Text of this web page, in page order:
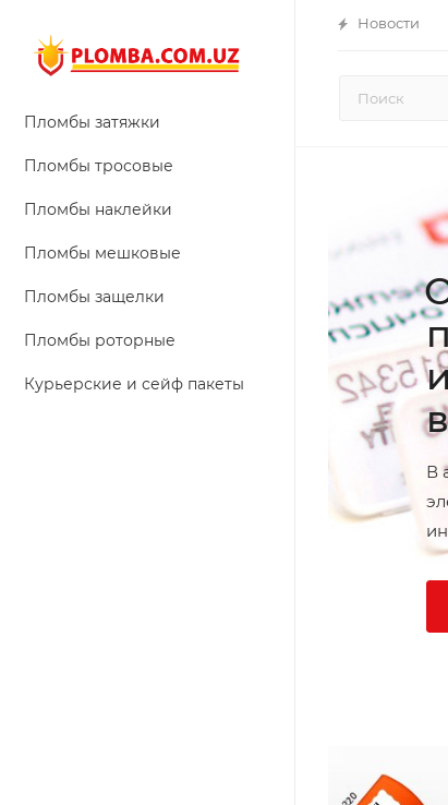
Новости
Пломбы затяжки
Пломбы тросовые
Пломбы наклейки
Пломбы мешковые
Пломбы защелки
Пломбы роторные
Курьерские и сейф пакеты
В